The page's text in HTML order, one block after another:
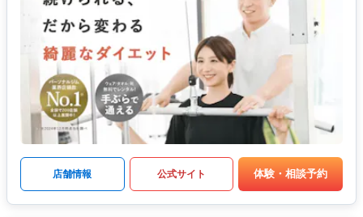
店舗情報 公式サイト 体験・相談予約